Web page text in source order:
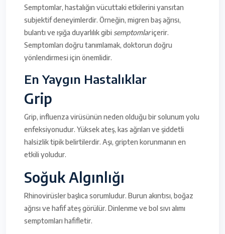
Semptomlar, hastalığın vücuttaki etkilerini yansıtan
subjektif deneyimlerdir. Örneğin, migren baş ağrısı,
bulantı ve ışığa duyarlılık gibi semptomlariçerir.
Semptomları doğru tanımlamak, doktorun doğru
yönlendirmesi için önemlidir.
En Yaygın Hastalıklar
Grip
Grip, influenza virüsünün neden olduğu bir solunum yolu
enfeksiyonudur. Yüksek ateş, kas ağrıları ve şiddetli
halsizlik tipik belirtilerdir. Aşı, gripten korunmanın en
etkili yoludur.
Soğuk Algınlığı
Rhinovirüsler başlıca sorumludur. Burun akıntısı, boğaz
ağrısı ve hafif ateş görülür. Dinlenme ve bol sıvı alımı
semptomları hafifletir.